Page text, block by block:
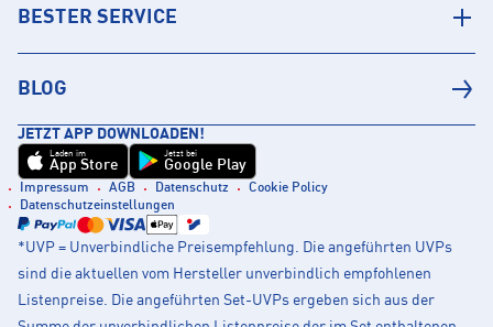
BESTER SERVICE
BLOG
JETZT APP DOWNLOADEN!
Laden im
App Store
Jetzt bei
Google Play
Impressum AGB Datenschutz
Cookie Policy
Datenschutzeinstellungen
*UVP = Unverbindliche Preisempfehlung. Die angeführten UVPs
sind die aktuellen vom Hersteller unverbindlich empfohlenen
Listenpreise. Die angeführten Set-UVPs ergeben sich aus der